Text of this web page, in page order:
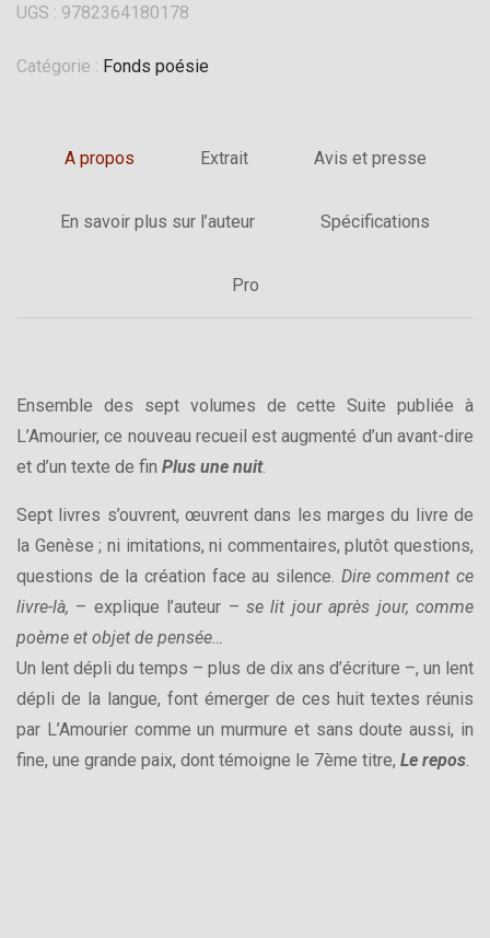
UGS : 9782364180178
Catégorie : Fonds poésie
A propos Extrait Avis et presse
En savoir plus sur l’auteur Spécifications
Pro
Ensemble des sept volumes de cette Suite publiée à
L’Amourier, ce nouveau recueil est augmenté d’un avant-dire
et d’un texte de fin Plus une nuit.
Sept livres s’ouvrent, œuvrent dans les marges du livre de
la Genèse ; ni imitations, ni commentaires, plutôt questions,
questions de la création face au silence. Dire comment ce
livre-là, – explique l’auteur – se lit jour après jour, comme
poème et objet de pensée…
Un lent dépli du temps – plus de dix ans d’écriture –, un lent
dépli de la langue, font émerger de ces huit textes réunis
par L’Amourier comme un murmure et sans doute aussi, in
fine, une grande paix, dont témoigne le 7ème titre, Le repos